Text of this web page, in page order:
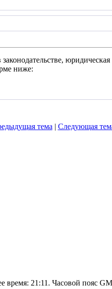
ниже:
тема | Следующая
время: 21:11 . Часовой пояс